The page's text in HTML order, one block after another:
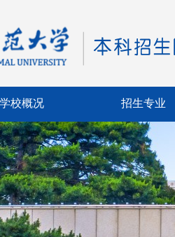
学校概况 招生专业